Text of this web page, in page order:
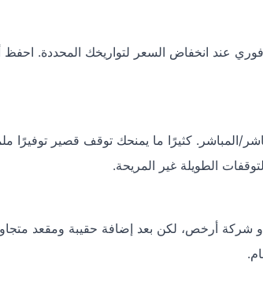
عند انخفاض السعر لتواريخك المحددة.
المباشر. كثيرًا ما يمنحك توقف قصير توفيرًا
الطويلة غير المريحة.
تبدو شركة أرخص، لكن بعد إضافة حقيبة ومقعد